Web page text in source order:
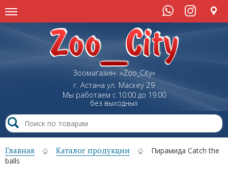
Зоомагазин «Zoo_City»
г. Астана ул. Маскеу29
Мы работаем с 10:00 до 19:00
без выходных
Главная Каталог продукции
Пирамида Catch the
balls